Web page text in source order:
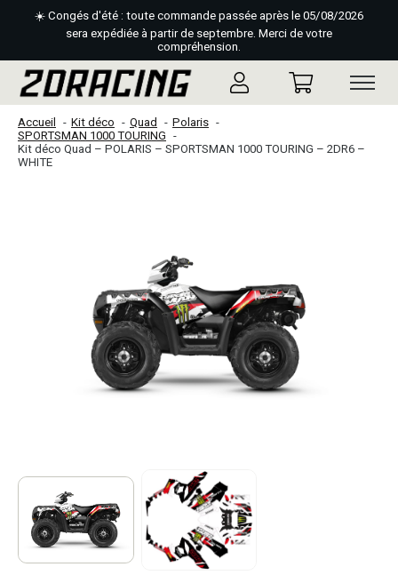
☀️ Congés d'été : toute commande passée après le 05/08/2026
sera expédiée à partir de septembre. Merci de votre
compréhension.
Accueil Kit déco Quad
Polaris
SPORTSMAN 1000 TOURING
Kit déco Quad – POLARIS – SPORTSMAN 1000 TOURING – 2DR6 –
WHITE